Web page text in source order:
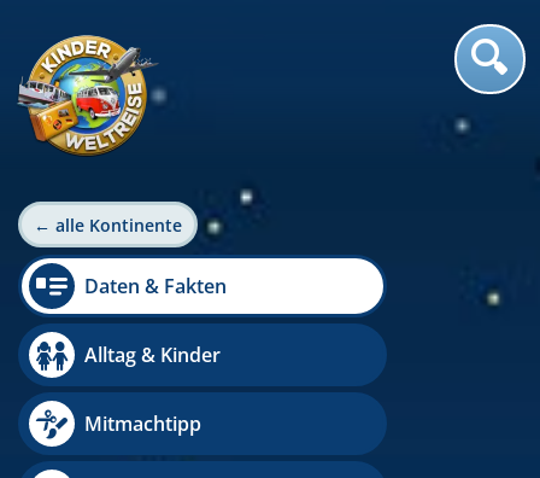
← alle Kontinente
Daten & Fakten
Alltag & Kinder
Mitmachtipp